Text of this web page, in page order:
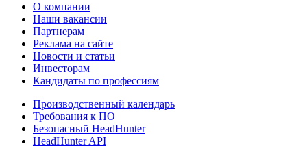
О компании
Наши вакансии
Партнерам
Реклама на сайте
Новости и статьи
Инвесторам
Кандидаты по профессиям
Производственный календарь
Требования к ПО
Безопасный HeadHunter
HeadHunter API